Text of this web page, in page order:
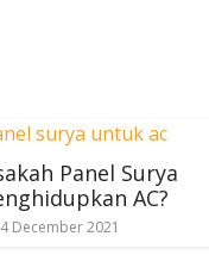
Panel Surya
AC?
December 2021